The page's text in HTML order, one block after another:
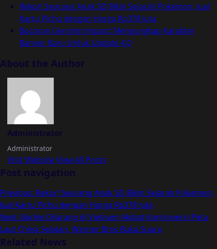
Rekor! Seorang Anak SD Bikin Sejarah Pokemon, Jual
Kartu Pichu dengan Harga Rp378 Juta
Bocoran Genshin Impact: Mengungkap Karakter
Banner Baru Untuk Update 4.0
About the Author
Administrator
Administrator
Visit WebsiteView All Posts
Post navigation
Previous: Rekor! Seorang Anak SD Bikin Sejarah Pokemon,
Jual Kartu Pichu dengan Harga Rp378 Juta
Next: Barbie Dilarang di Vietnam Akibat Kontroversi Peta
Laut China Selatan, Warner Bros Buka Suara
Related News